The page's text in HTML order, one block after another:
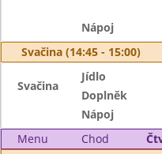
Nápoj
Svačina (14:45 - 15:00)
Svačina
Jídlo
Doplněk
Nápoj
Menu
Chod